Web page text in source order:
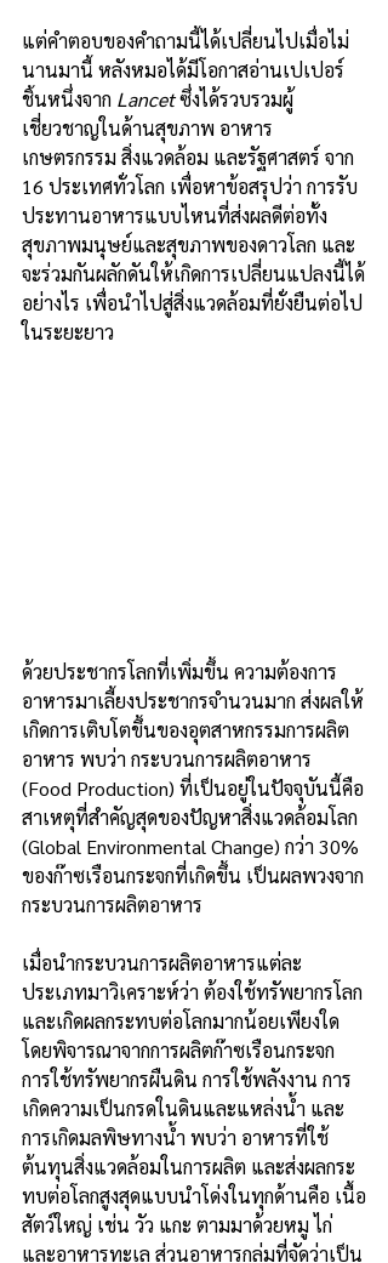
แต่คำตอบของคำถามนี้ได้เปลี่ยนไปเมื่อไม่
นานมานี้ หลังหมอได้มีโอกาสอ่านเปเปอร์
ชิ้นหนึ่งจาก Lancet ซึ่งได้รวบรวมผู้
เชี่ยวชาญในด้านสุขภาพ อาหาร
เกษตรกรรม สิ่งแวดล้อม และรัฐศาสตร์ จาก
16 ประเทศทั่วโลก เพื่อหาข้อสรุปว่า การรับ
ประทานอาหารแบบไหนที่ส่งผลดีต่อทั้ง
สุขภาพมนุษย์และสุขภาพของดาวโลก และ
จะร่วมกันผลักดันให้เกิดการเปลี่ยนแปลงนี้ได้
อย่างไร เพื่อนำไปสู่สิ่งแวดล้อมที่ยั่งยืนต่อไป
ในระยะยาว
ด้วยประชากรโลกที่เพิ่มขึ้น ความต้องการ
อาหารมาเลี้ยงประชากรจำนวนมาก ส่งผลให้
เกิดการเติบโตขึ้นของอุตสาหกรรมการผลิต
อาหาร พบว่า กระบวนการผลิตอาหาร
(Food Production) ที่เป็นอยู่ในปัจจุบันนี้คือ
สาเหตุที่สำคัญสุดของปัญหาสิ่งแวดล้อมโลก
(Global Environmental Change) กว่า 30%
ของก๊าซเรือนกระจกที่เกิดขึ้น เป็นผลพวงจาก
กระบวนการผลิตอาหาร
เมื่อนำกระบวนการผลิตอาหารแต่ละ
ประเภทมาวิเคราะห์ว่า ต้องใช้ทรัพยากรโลก
และเกิดผลกระทบต่อโลกมากน้อยเพียงใด
โดยพิจารณาจากการผลิตก๊าซเรือนกระจก
การใช้ทรัพยากรผืนดิน การใช้พลังงาน การ
เกิดความเป็นกรดในดินและแหล่งน้ำ และ
การเกิดมลพิษทางน้ำ พบว่า อาหารที่ใช้
ต้นทุนสิ่งแวดล้อมในการผลิต และส่งผลกระ
ทบต่อโลกสูงสุดแบบนำโด่งในทุกด้านคือ เนื้อ
สัตว์ใหญ่ เช่น วัว แกะ ตามมาด้วยหมู ไก่
และอาหารทะเล ส่วนอาหารกลุ่มที่จัดว่าเป็น